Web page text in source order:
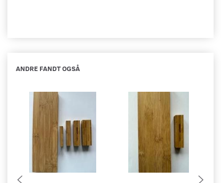
ANDRE FANDT OGSÅ